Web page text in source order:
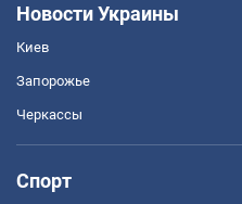
Новости Украины
Киев
Запорожье
Черкассы
Спорт